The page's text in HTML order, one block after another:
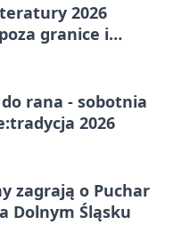
2026
granice i
rana - sobotnia
2026
zagrają o Puchar
Dolnym Śląsku